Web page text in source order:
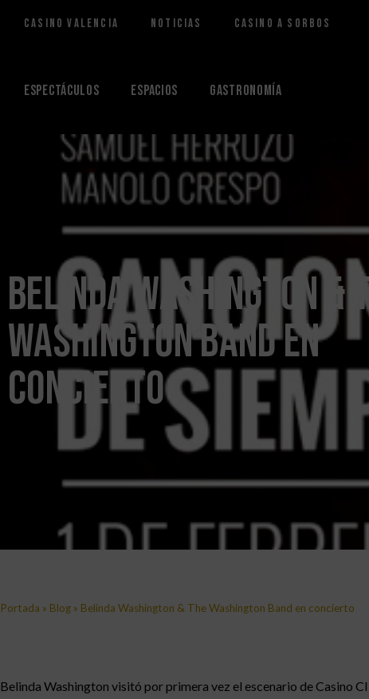
contenido
Casino Valencia Noticias Casino a Sorbos
Espectáculos Espacios Gastronomía
Belinda Washington &
Washington Band en
concierto
Portada » Blog » Belinda Washington & The Washington Band en concierto
Belinda Washington visitó por primera vez el escenario de Casino